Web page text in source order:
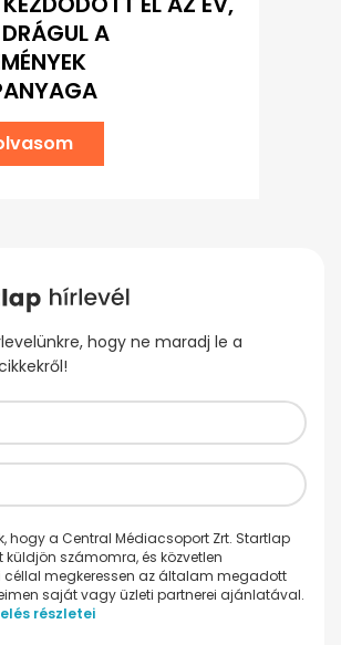
A
hogy ne maradj le a
hogy a Central Médiacsoport Zrt. Startlap
küldjön számomra, és közvetlen
céllal megkeressen az általam megadott
saját vagy üzleti partnerei ajánlatával.
részletei